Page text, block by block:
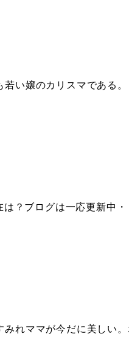
い嬢のカリスマである。
？ブログは一応更新中・
れママが今だに美しい